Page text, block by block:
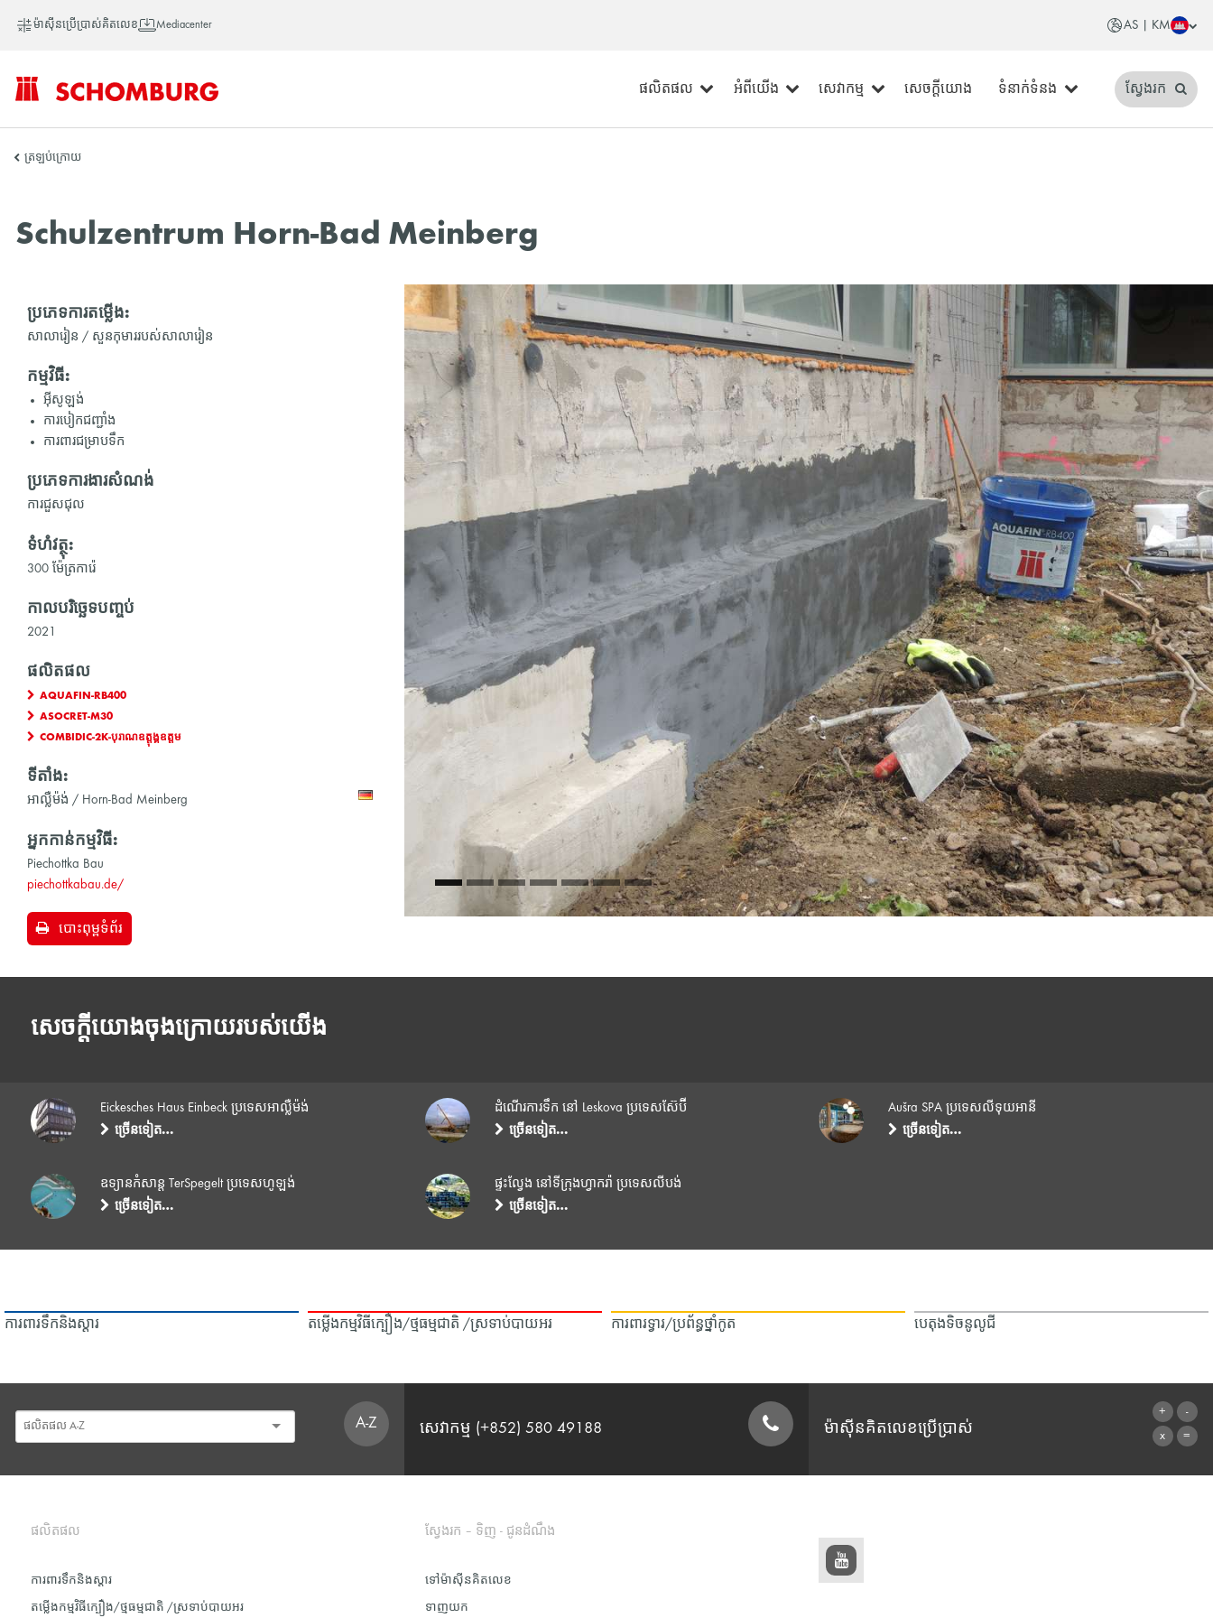
ម៉ាស៊ីនប្រើប្រាស់គិតលេខ Mediacenter AS | KM
SCHOMBURG
ផលិតផល អំពីយើង សេវាកម្ម សេចក្តីយោង ទំនាក់ទំនង ស្វែងរក
ត្រឡប់ក្រោយ
Schulzentrum Horn-Bad Meinberg
ប្រភេទការតម្លើង:
សាលារៀន / សួនកុមាររបស់សាលារៀន
កម្មវិធី:
អ៊ីសូឡង់
ការបៀកជញ្ជាំង
ការពារជម្រាបទឹក
ប្រភេទការងារសំណង់
ការជួសជុល
ទំហំវត្ថុ:
300 ម៉ែត្រការ៉េ
កាលបរិច្ឆេទបញ្ចប់
2021
ផលិតផល
AQUAFIN-RB400
ASOCRET-M30
COMBIDIC-2K-បុរាណឧត្តុង្គឧត្តម
ទីតាំង:
អាល្លឺម៉ង់ / Horn-Bad Meinberg
អ្នកកាន់កម្មវិធី:
Piechottka Bau
piechottkabau.de/
បោះពុម្ពទំព័រ
សេចក្តីយោងចុងក្រោយរបស់យើង
Eickesches Haus Einbeck ប្រទេសអាល្លឺម៉ង់
ច្រើនទៀត…
ដំណើរការទឹក នៅ Leskova ប្រទេសស៊ែប៊ី
ច្រើនទៀត…
Aušra SPA ប្រទេសលីទុយអានី
ច្រើនទៀត…
ឧទ្យានកំសាន្ត TerSpegelt ប្រទេសហូឡង់
ច្រើនទៀត…
ផ្ទះល្វែង នៅទីក្រុងហ្វាករ៉ា ប្រទេសលីបង់
ច្រើនទៀត…
ការពារទឹក​និង​ស្ដារ តម្លើងកម្មវិធីក្បឿង/ថ្មធម្មជាតិ /ស្រទាប់បាយអរ ការពារទ្វារ/ប្រព័ន្ធថ្នាំកូត បេតុងទិចនូលូជី
A-Z សេវាកម្ម (+852) 580 49188 ម៉ាស៊ីនគិតលេខប្រើប្រាស់
ផលិតផល
ការពារទឹក​និង​ស្ដារ
តម្លើងកម្មវិធីក្បឿង/ថ្មធម្មជាតិ /ស្រទាប់បាយអរ
ស្វែងរក – ទិញ - ជូនដំណឹង
ទៅម៉ាស៊ីនគិតលេខ
ទាញយក